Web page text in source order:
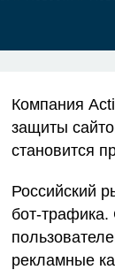
Компания
защиты
становится
Российский
рекламные